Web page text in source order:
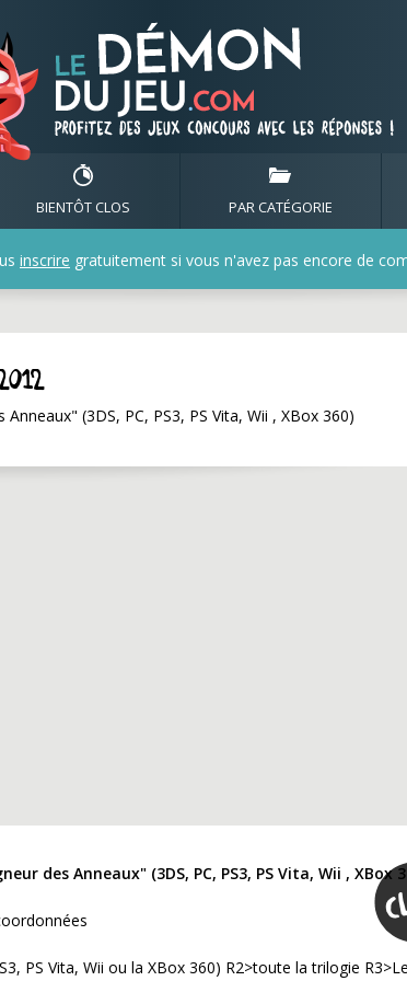
BIENTÔT CLOS PAR CATÉGORIE
inscrire gratuitement si vous n'avez pas encore de
(3DS, PC, PS3, PS Vita, Wii , XBox 360)
des Anneaux" (3DS, PC, PS3, PS Vita, Wii , XBox
PS Vita, Wii ou la XBox 360) R2>toute la trilogie R3>Le